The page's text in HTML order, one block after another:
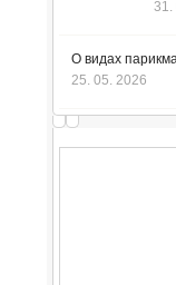
31.
О видах
25. 05. 2026